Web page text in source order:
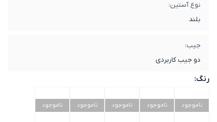
نوع آستین:
بلند
جیب:
دو جیب کاربردی
رنگ:
ناموجود ناموجود ناموجود ناموجود ناموجود